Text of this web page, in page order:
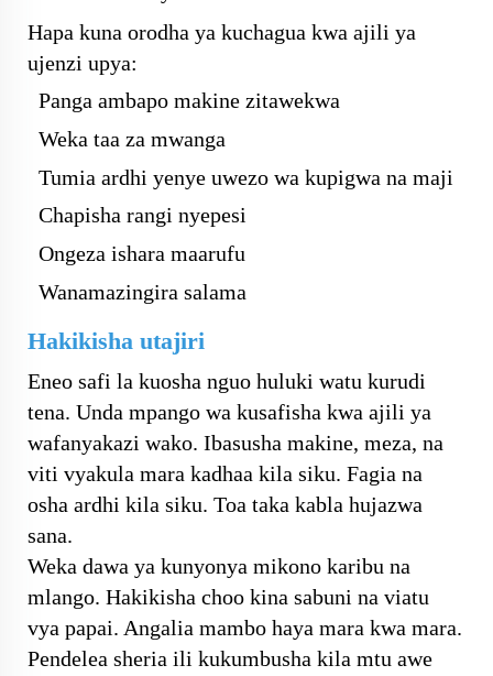
Hapa kuna orodha ya kuchagua kwa ajili ya
ujenzi upya:
Panga ambapo makine zitawekwa
Weka taa za mwanga
Tumia ardhi yenye uwezo wa kupigwa na maji
Chapisha rangi nyepesi
Ongeza ishara maarufu
Wanamazingira salama
Hakikisha utajiri
Eneo safi la kuosha nguo huluki watu kurudi
tena. Unda mpango wa kusafisha kwa ajili ya
wafanyakazi wako. Ibasusha makine, meza, na
viti vyakula mara kadhaa kila siku. Fagia na
osha ardhi kila siku. Toa taka kabla hujazwa
sana.
Weka dawa ya kunyonya mikono karibu na
mlango. Hakikisha choo kina sabuni na viatu
vya papai. Angalia mambo haya mara kwa mara.
Pendelea sheria ili kukumbusha kila mtu awe